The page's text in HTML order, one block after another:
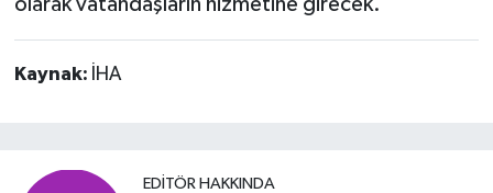
olarak vatandaşların hizmetine girecek.
Kaynak: İHA
EDITÖR HAKKINDA